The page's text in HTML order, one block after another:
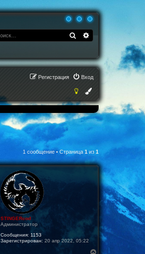
Поиск Расширенный
Вход
Регистрация
1 сообщение • Страница 1 из 1
STINGERcod
Администратор
Сообщения: 1153
Зарегистрирован: 20 апр 2022, 05:22